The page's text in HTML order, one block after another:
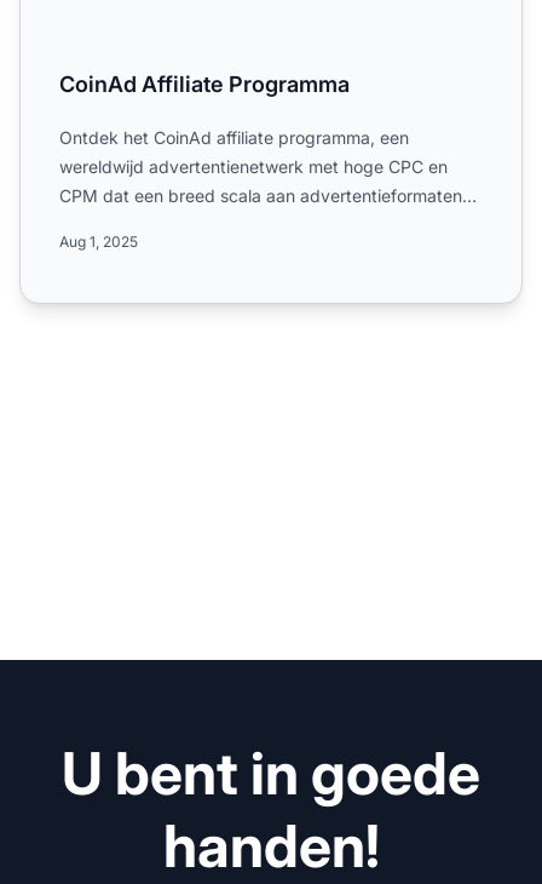
CoinAd Affiliate Programma
Ontdek het CoinAd affiliate programma, een
wereldwijd advertentienetwerk met hoge CPC en
CPM dat een breed scala aan advertentieformaten
Aug 1, 2025
U bent in goede
handen!